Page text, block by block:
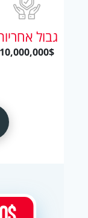
גבול
10,000,000$